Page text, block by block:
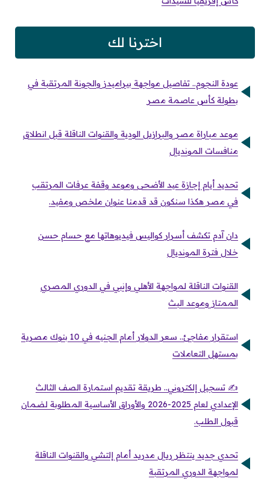
اخترنا لك
عودة النجوم.. تفاصيل مواجهة بيراميدز والجونة المرتقبة في
بطولة كأس عاصمة مصر
موعد مباراة مصر والبرازيل الودية والقنوات الناقلة قبل انطلاق
منافسات المونديال
تحديد أيام إجازة عيد الأضحى وموعد وقفة عرفات المرتقب
في مصر هكذا سنكون قد قدمنا عنوان ملخص ومفيد.
دان آدم تكشف أسرار كواليس فيديوهاتها مع حسام حسن
خلال فترة المونديال
القنوات الناقلة لمواجهة الأهلي وإنبي في الدوري المصري
الممتاز وموعد البث
استقرار مفاجئ.. سعر الدولار أمام الجنيه في 10 بنوك مصرية
بمستهل التعاملات
✍️ تسجيل إلكتروني.. طريقة تقديم استمارة الصف الثالث
الإعدادي لعام 2025-2026 والأوراق الأساسية المطلوبة لضمان
قبول الطلب.
تحدي جديد ينتظر ريال مدريد أمام إلتشي والقنوات الناقلة
لمواجهة الدوري المرتقبة